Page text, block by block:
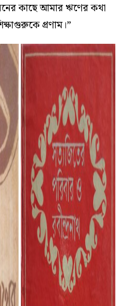
কাছে আমার ঋণের কথা
প্রণাম।”